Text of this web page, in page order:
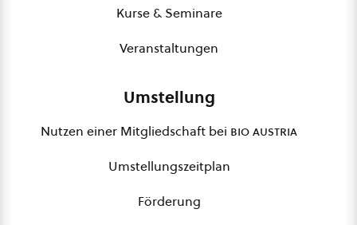
Kurse & Seminare
Veranstaltungen
Umstellung
Nutzen einer Mitgliedschaft bei bio austria
Umstellungszeitplan
Förderung